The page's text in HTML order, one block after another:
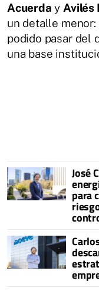
Acuerda y Avilés
un detalle
podido pasar del
una base
José
para